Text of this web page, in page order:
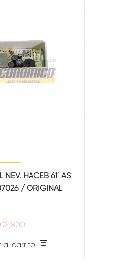
NEV. HACEB 611 AS
/ ORIGINAL
al carrito